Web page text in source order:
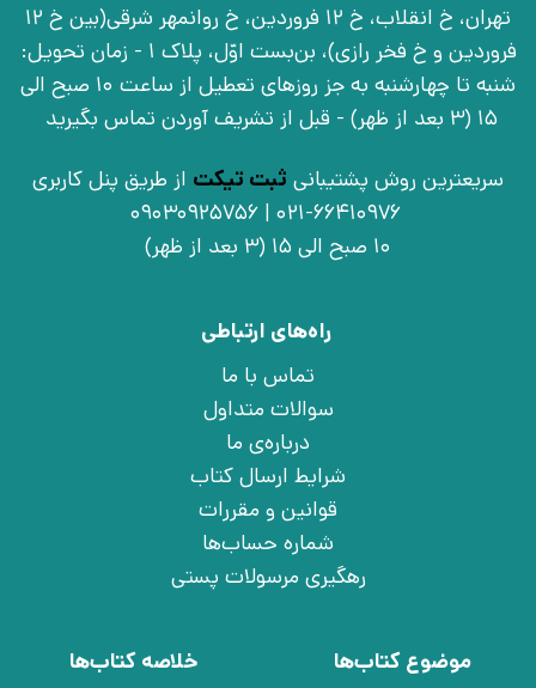
تهران، خ انقلاب، خ 12 فروردین، خ روانمهر شرقی(بین خ 12
فروردین و خ فخر رازی)، بن‌بست اوّل، پلاک 1 - زمان تحویل:
شنبه تا چهارشنبه به جز روزهای تعطیل از ساعت 10 صبح الی
15 (3 بعد از ظهر) - قبل از تشریف آوردن تماس بگیرید
سریعترین روش پشتیبانی ثبت تیکت از طریق پنل کاربری
021-66410976 | 09030925756
10 صبح الی 15 (3 بعد از ظهر)
راه‌های ارتباطی
تماس با ما
سوالات متداول
درباره‌ی ما
شرایط ارسال کتاب
قوانین و مقررات
شماره حساب‌ها
رهگیری مرسولات پستی
موضوع کتاب‌ها
خلاصه کتاب‌ها